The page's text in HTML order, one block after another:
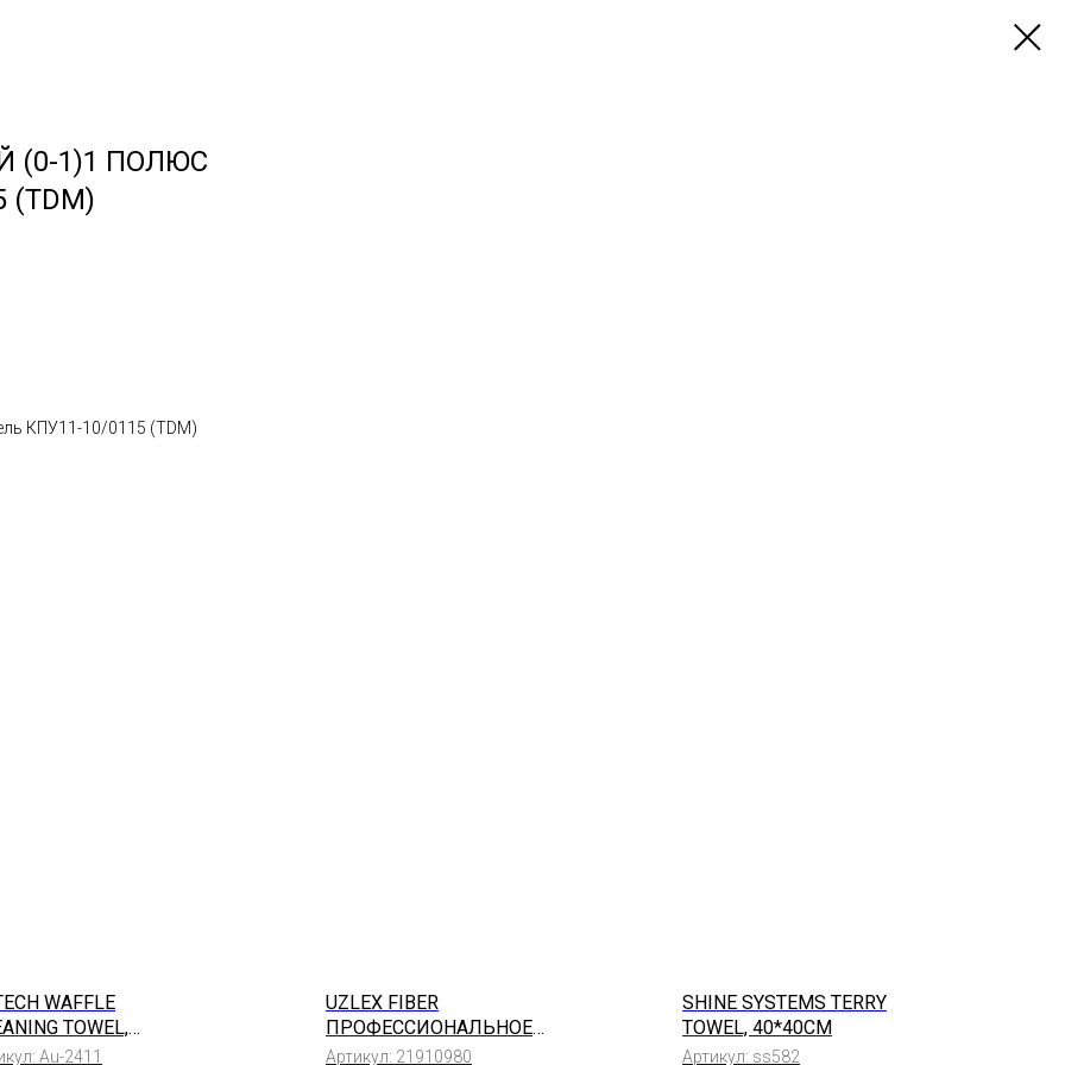
(0-1)1 ПОЛЮС
(TDM)
КПУ11-10/0115 (TDM)
WAFFLE
TOWEL,
60*40СМ
Au-2411
UZLEX FIBER
ПРОФЕССИОНАЛЬНОЕ
ПОЛОТНО ДЛЯ
Артикул: 21910980
SHINE SYSTEMS TERRY
TOWEL, 40*40СМ
Артикул: ss582